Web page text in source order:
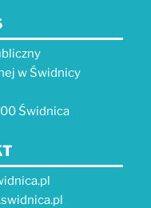
w Świdnicy
Świdnica